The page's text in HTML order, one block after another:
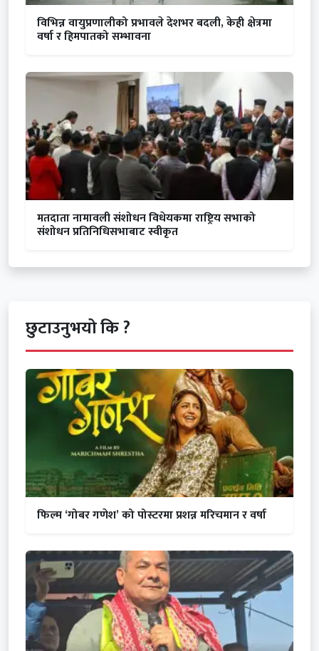
विभिन्न वायुप्रणालीको प्रभावले देशभर बदली, केही क्षेत्रमा
वर्षा र हिमपातको सम्भावना
मतदाता नामावली संशोधन विधेयकमा राष्ट्रिय सभाको
संशोधन प्रतिनिधिसभाबाट स्वीकृत
छुटाउनुभयो कि ?
फिल्म ‘गोबर गणेश’ को पोस्टरमा प्रशन्न मरिचमान र वर्षा